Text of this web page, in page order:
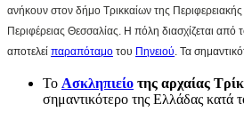
ανήκουν στον δήμο Τρικκαίων της
Περιφέρειας Θεσσαλίας. Η πόλη διασχίζεται από
αποτελεί παραπόταμο του Πηνειού. Τα
Το Ασκληπιείο της αρχαίας
σημαντικότερο της Ελλάδας κατά